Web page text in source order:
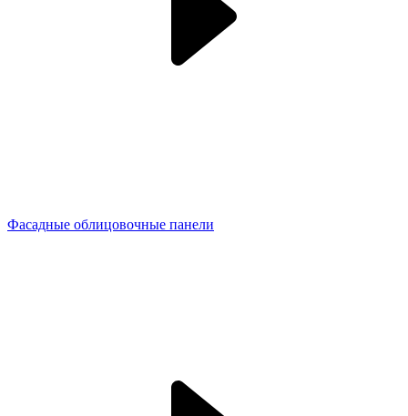
Фасадные облицовочные панели